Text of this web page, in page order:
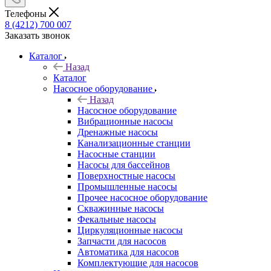
Телефоны
8 (4212) 700 007
Заказать звонок
Каталог
Назад
Каталог
Насосное оборудование
Назад
Насосное оборудование
Вибрационные насосы
Дренажные насосы
Канализационные станции
Насосные станции
Насосы для бассейнов
Поверхностные насосы
Промышленные насосы
Прочее насосное оборудование
Скважинные насосы
Фекальные насосы
Циркуляционные насосы
Запчасти для насосов
Автоматика для насосов
Комплектующие для насосов